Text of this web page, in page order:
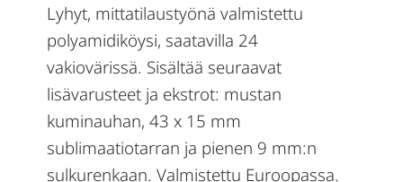
Lyhyt, mittatilaustyönä valmistettu
polyamidiköysi, saatavilla 24
vakiovärissä. Sisältää seuraavat
lisävarusteet ja ekstrot: mustan
kuminauhan, 43 x 15 mm
sublimaatiotarran ja pienen 9 mm:n
sulkurenkaan. Valmistettu Euroopassa.